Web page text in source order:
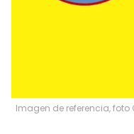
Imagen de referencia,